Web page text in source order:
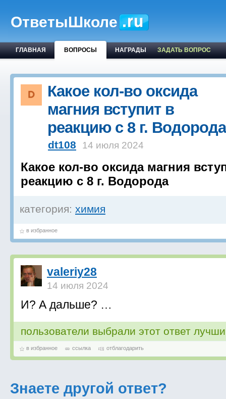
ОтветыШколе
ГЛАВНАЯ ВОПРОСЫ НАГРАДЫ ЗАДАТЬ ВОПРОС
Какое кол-во оксида
магния вступит в
реакцию с 8 г. Водорода
dt108 14 июля 2024
Какое кол-во оксида магния
реакцию с 8 г. Водорода
категория: химия
в избранное
valeriy28
14 июля 2024
И? А дальше? …
пользователи выбрали этот ответ
в избранное ссылка отблагодарить
Знаете другой ответ?